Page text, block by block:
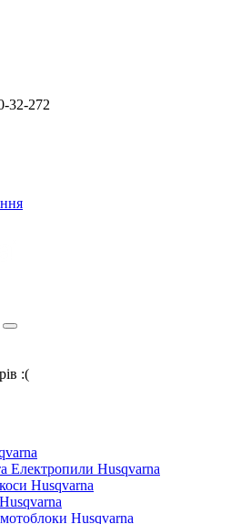
32-272
:(
Електропили Husqvarna
Husqvarna
Husqvarna